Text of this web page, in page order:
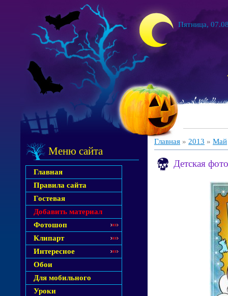
Пятница,
Меню сайта
Главная
Правила сайта
Гостевая
Добавить материал
Фотошоп
Клипарт
Интересное
Обои
Для мобильного
Уроки
Главная » 2013 » Май
Детская